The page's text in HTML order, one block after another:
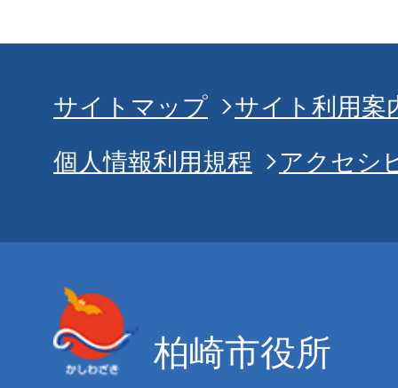
サイトマップ
サイト利用案
個人情報利用規程
アクセシ
柏崎市役所